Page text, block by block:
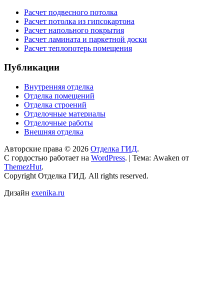
Расчет подвесного потолка
Расчет потолка из гипсокартона
Расчет напольного покрытия
Расчет ламината и паркетной доски
Расчет теплопотерь помещения
Публикации
Внутренняя отделка
Отделка помещений
Отделка строений
Отделочные материалы
Отделочные работы
Внешняя отделка
Авторские права © 2026 Отделка ГИД.
С гордостью работает на WordPress. | Тема: Awaken от
ThemezHut.
Copyright Отделка ГИД. All rights reserved.
Дизайн exenika.ru